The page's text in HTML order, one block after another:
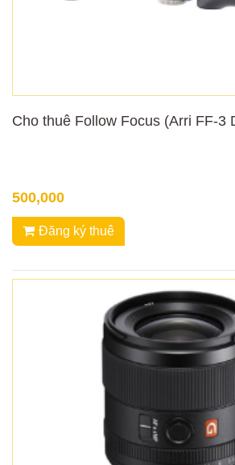
Cho thuê Follow Focus (Arri FF-3
500,000
Đăng ký thuê